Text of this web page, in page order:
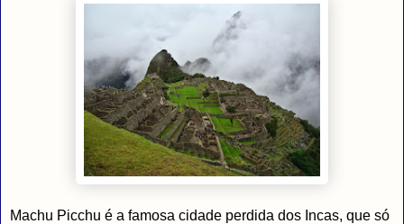
Machu Picchu é a famosa cidade perdida dos Incas, que só